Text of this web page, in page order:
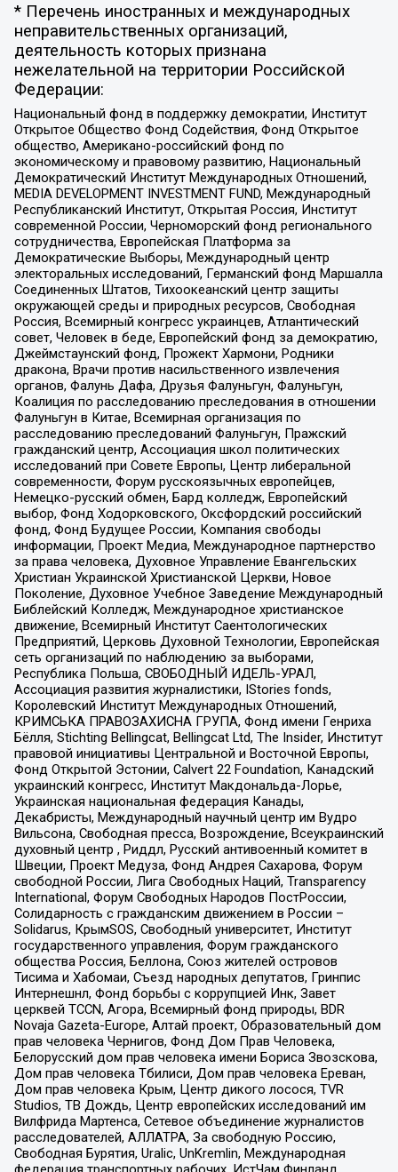
* Перечень иностранных и международных
неправительственных организаций,
деятельность которых признана
нежелательной на территории Российской
Федерации:
Национальный фонд в поддержку демократии, Институт
Открытое Общество Фонд Содействия, Фонд Открытое
общество, Американо-российский фонд по
экономическому и правовому развитию, Национальный
Демократический Институт Международных Отношений,
MEDIA DEVELOPMENT INVESTMENT FUND, Международный
Республиканский Институт, Открытая Россия, Институт
современной России, Черноморский фонд регионального
сотрудничества, Европейская Платформа за
Демократические Выборы, Международный центр
электоральных исследований, Германский фонд Маршалла
Соединенных Штатов, Тихоокеанский центр защиты
окружающей среды и природных ресурсов, Свободная
Россия, Всемирный конгресс украинцев, Атлантический
совет, Человек в беде, Европейский фонд за демократию,
Джеймстаунский фонд, Прожект Хармони, Родники
дракона, Врачи против насильственного извлечения
органов, Фалунь Дафа, Друзья Фалуньгун, Фалуньгун,
Коалиция по расследованию преследования в отношении
Фалуньгун в Китае, Всемирная организация по
расследованию преследований Фалуньгун, Пражский
гражданский центр, Ассоциация школ политических
исследований при Совете Европы, Центр либеральной
современности, Форум русскоязычных европейцев,
Немецко-русский обмен, Бард колледж, Европейский
выбор, Фонд Ходорковского, Оксфордский российский
фонд, Фонд Будущее России, Компания свободы
информации, Проект Медиа, Международное партнерство
за права человека, Духовное Управление Евангельских
Христиан Украинской Христианской Церкви, Новое
Поколение, Духовное Учебное Заведение Международный
Библейский Колледж, Международное христианское
движение, Всемирный Институт Саентологических
Предприятий, Церковь Духовной Технологии, Европейская
сеть организаций по наблюдению за выборами,
Республика Польша, СВОБОДНЫЙ ИДЕЛЬ-УРАЛ,
Ассоциация развития журналистики, IStories fonds,
Королевский Институт Международных Отношений,
КРИМСЬКА ПРАВОЗАХИСНА ГРУПА, Фонд имени Генриха
Бёлля, Stichting Bellingcat, Bellingcat Ltd, The Insider, Институт
правовой инициативы Центральной и Восточной Европы,
Фонд Открытой Эстонии, Calvert 22 Foundation, Канадский
украинский конгресс, Институт Макдональда-Лорье,
Украинская национальная федерация Канады,
Декабристы, Международный научный центр им Вудро
Вильсона, Свободная пресса, Возрождение, Всеукраинский
духовный центр , Риддл, Русский антивоенный комитет в
Швеции, Проект Медуза, Фонд Андрея Сахарова, Форум
свободной России, Лига Свободных Наций, Transparеncy
International, Форум Свободных Народов ПостРоссии,
Солидарность с гражданским движением в России –
Solidarus, КрымSOS, Свободный университет, Институт
государственного управления, Форум гражданского
общества Россия, Беллона, Союз жителей островов
Тисима и Хабомаи, Съезд народных депутатов, Гринпис
Интернешнл, Фонд борьбы с коррупцией Инк, Завет
церквей TCCN, Агора, Всемирный фонд природы, BDR
Novaja Gazeta-Europe, Алтай проект, Образовательный дом
прав человека Чернигов, Фонд Дом Прав Человека,
Белорусский дом прав человека имени Бориса Звозскова,
Дом прав человека Тбилиси, Дом прав человека Ереван,
Дом прав человека Крым, Центр дикого лосося, TVR
Studios, ТВ Дождь, Центр европейских исследований им
Вилфрида Мартенса, Сетевое объединение журналистов
расследователей, АЛЛАТРА, За свободную Россию,
Свободная Бурятия, Uralic, UnKremlin, Международная